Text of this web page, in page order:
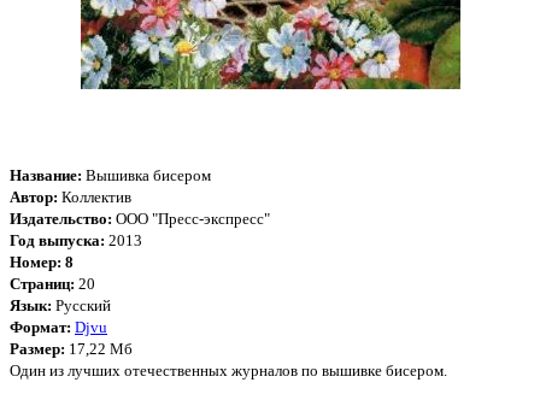
Название: Вышивка бисером
Автор: Коллектив
Издательство: ООО "Пресс-экспресс"
Год выпуска: 2013
Номер: 8
Страниц: 20
Язык: Русский
Формат: Djvu
Размер: 17,22 Мб
Один из лучших отечественных журналов по вышивке бисером.